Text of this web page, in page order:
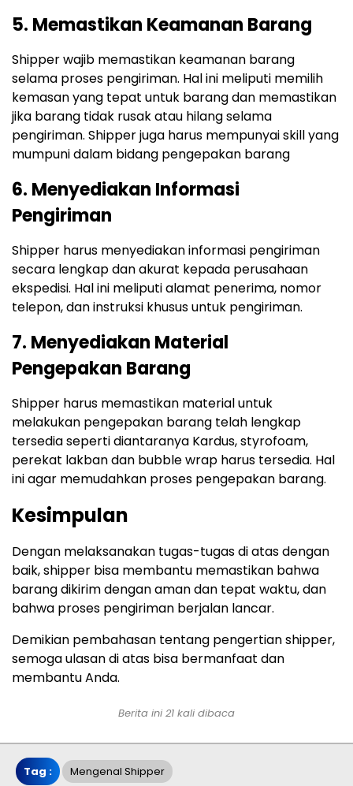
5. Memastikan Keamanan Barang
Shipper wajib memastikan keamanan barang
selama proses pengiriman. Hal ini meliputi memilih
kemasan yang tepat untuk barang dan memastikan
jika barang tidak rusak atau hilang selama
pengiriman. Shipper juga harus mempunyai skill yang
mumpuni dalam bidang pengepakan barang
6. Menyediakan Informasi
Pengiriman
Shipper harus menyediakan informasi pengiriman
secara lengkap dan akurat kepada perusahaan
ekspedisi. Hal ini meliputi alamat penerima, nomor
telepon, dan instruksi khusus untuk pengiriman.
7. Menyediakan Material
Pengepakan Barang
Shipper harus memastikan material untuk
melakukan pengepakan barang telah lengkap
tersedia seperti diantaranya Kardus, styrofoam,
perekat lakban dan bubble wrap harus tersedia. Hal
ini agar memudahkan proses pengepakan barang.
Kesimpulan
Dengan melaksanakan tugas-tugas di atas dengan
baik, shipper bisa membantu memastikan bahwa
barang dikirim dengan aman dan tepat waktu, dan
bahwa proses pengiriman berjalan lancar.
Demikian pembahasan tentang pengertian shipper,
semoga ulasan di atas bisa bermanfaat dan
membantu Anda.
Berita ini 21 kali dibaca
Tag : Mengenal Shipper